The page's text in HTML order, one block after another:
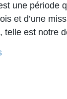
une période
et d’une
telle est notre